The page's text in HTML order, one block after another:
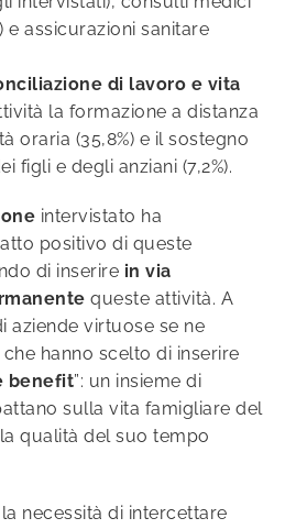
e assicurazioni sanitare
di lavoro e vita
la formazione a distanza
oraria (35,8%) e il sostegno
figli e degli anziani (7,2%).
intervistato ha
positivo di queste
di inserire in via
queste attività. A
aziende virtuose se ne
hanno scelto di inserire
benefit”: un insieme di
sulla vita famigliare del
qualità del suo tempo
necessità di intercettare